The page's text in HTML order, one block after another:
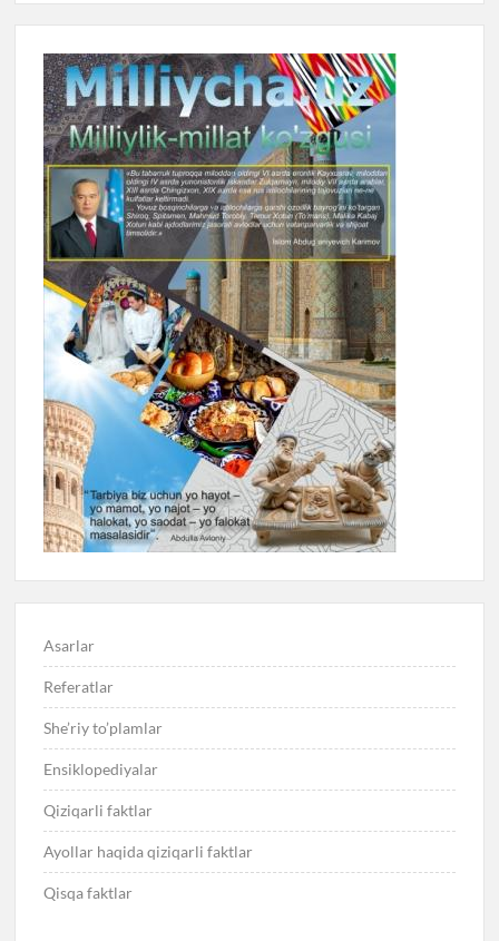
Asarlar
Referatlar
She’riy to’plamlar
Ensiklopediyalar
Qiziqarli faktlar
Ayollar haqida qiziqarli faktlar
Qisqa faktlar